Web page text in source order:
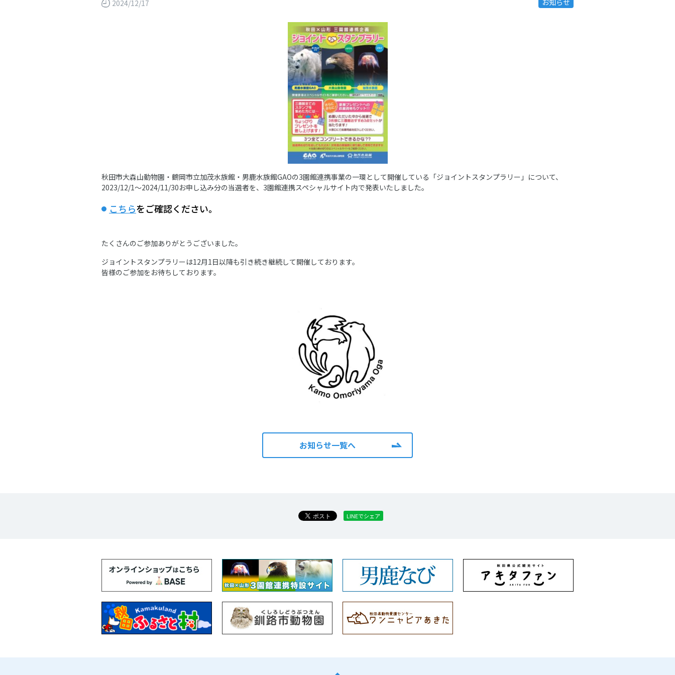
2024/12/17
秋田市大森山動物園・鶴岡市立加茂水族館・男鹿水族館GAOの3園館連携事業の一環として開催している「ジョイントスタンプラリー」について、
2023/12/1～2024/11/30お申し込み分の当選者を、3園館連携スペシャルサイト内で発表いたしました。
こちらをご確認ください。
たくさんのご参加ありがとうございました。
ジョイントスタンプラリーは12月1日以降も引き続き継続して開催しております。
皆様のご参加をお待ちしております。
お知らせ一覧へ
LINEでシェア